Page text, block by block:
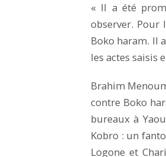
« Il a été
observer. Pour
Boko haram. Il
les actes saisis
Brahim
contre Boko
bureaux à
Kobro : un
Logone et